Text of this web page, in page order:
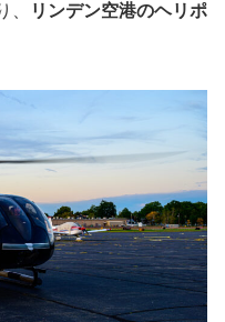
、
リンデン空港のヘリポ